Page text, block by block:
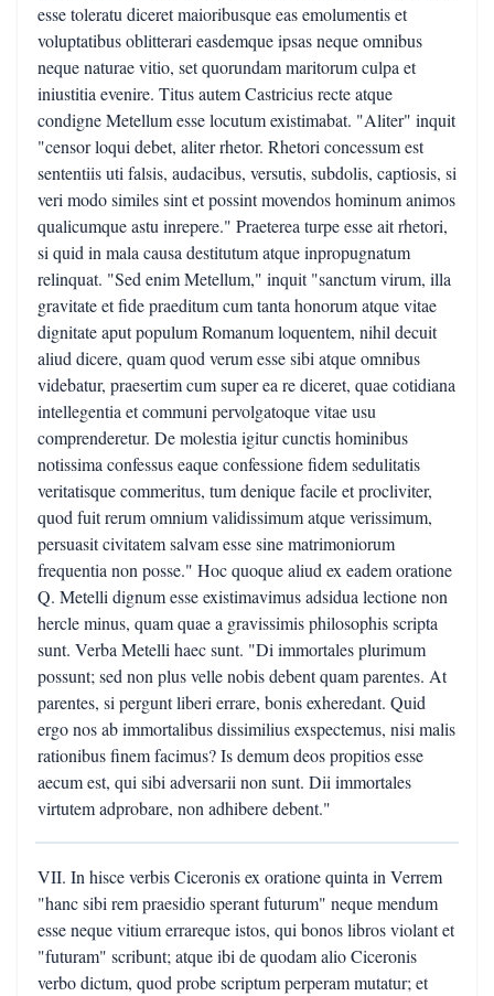
esse toleratu diceret maioribusque eas emolumentis et
voluptatibus oblitterari easdemque ipsas neque omnibus
neque naturae vitio, set quorundam maritorum culpa et
iniustitia evenire. Titus autem Castricius recte atque
condigne Metellum esse locutum existimabat. "Aliter" inquit
"censor loqui debet, aliter rhetor. Rhetori concessum est
sententiis uti falsis, audacibus, versutis, subdolis, captiosis, si
veri modo similes sint et possint movendos hominum animos
qualicumque astu inrepere." Praeterea turpe esse ait rhetori,
si quid in mala causa destitutum atque inpropugnatum
relinquat. "Sed enim Metellum," inquit "sanctum virum, illa
gravitate et fide praeditum cum tanta honorum atque vitae
dignitate aput populum Romanum loquentem, nihil decuit
aliud dicere, quam quod verum esse sibi atque omnibus
videbatur, praesertim cum super ea re diceret, quae cotidiana
intellegentia et communi pervolgatoque vitae usu
comprenderetur. De molestia igitur cunctis hominibus
notissima confessus eaque confessione fidem sedulitatis
veritatisque commeritus, tum denique facile et procliviter,
quod fuit rerum omnium validissimum atque verissimum,
persuasit civitatem salvam esse sine matrimoniorum
frequentia non posse." Hoc quoque aliud ex eadem oratione
Q. Metelli dignum esse existimavimus adsidua lectione non
hercle minus, quam quae a gravissimis philosophis scripta
sunt. Verba Metelli haec sunt. "Di immortales plurimum
possunt; sed non plus velle nobis debent quam parentes. At
parentes, si pergunt liberi errare, bonis exheredant. Quid
ergo nos ab immortalibus dissimilius exspectemus, nisi malis
rationibus finem facimus? Is demum deos propitios esse
aecum est, qui sibi adversarii non sunt. Dii immortales
virtutem adprobare, non adhibere debent."
VII. In hisce verbis Ciceronis ex oratione quinta in Verrem
"hanc sibi rem praesidio sperant futurum" neque mendum
esse neque vitium errareque istos, qui bonos libros violant et
"futuram" scribunt; atque ibi de quodam alio Ciceronis
verbo dictum, quod probe scriptum perperam mutatur; et